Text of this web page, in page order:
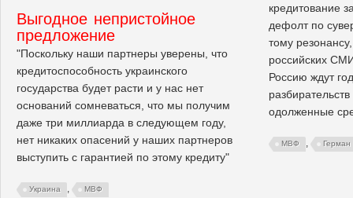
кредитование
дефолт по
тому
российских
Россию ждут
одолженные
МВФ , Герман
Выгодное непристойное
предложение
"Поскольку наши партнеры уверены, что
кредитоспособность украинского
государства будет расти и у нас нет
оснований сомневаться, что мы получим
даже три миллиарда в следующем году,
нет никаких опасений у наших партнеров
выступить с гарантией по этому кредиту"
Украина , МВФ